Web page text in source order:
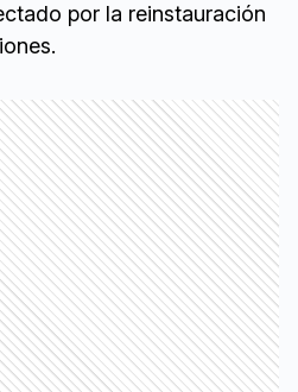
por la reinstauración